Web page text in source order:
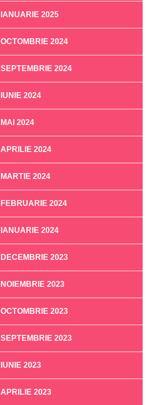
IANUARIE 2025
OCTOMBRIE 2024
SEPTEMBRIE 2024
IUNIE 2024
MAI 2024
APRILIE 2024
MARTIE 2024
FEBRUARIE 2024
IANUARIE 2024
DECEMBRIE 2023
NOIEMBRIE 2023
OCTOMBRIE 2023
SEPTEMBRIE 2023
IUNIE 2023
APRILIE 2023